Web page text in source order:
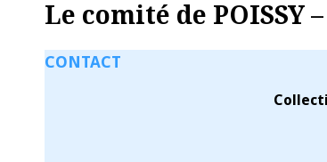
Le comité de POISSY
CONTACT